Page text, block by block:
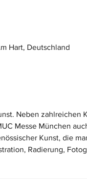
Hart, Deutschland
Neben zahlreichen
Messe München
Kunst, die
Radierung,